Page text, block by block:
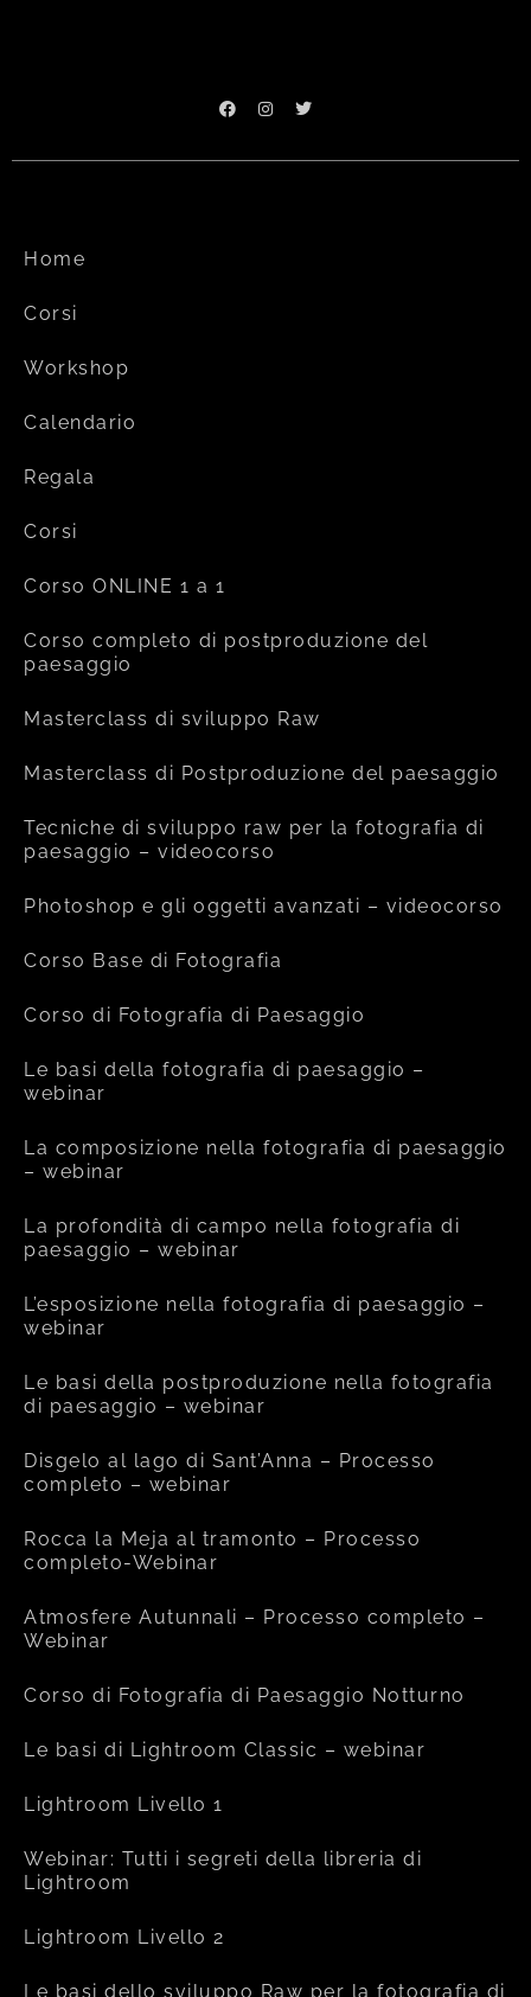
Home
Corsi
Workshop
Calendario
Regala
Corsi
Corso ONLINE 1 a 1
Corso completo di postproduzione del
paesaggio
Masterclass di sviluppo Raw
Masterclass di Postproduzione del paesaggio
Tecniche di sviluppo raw per la fotografia di
paesaggio – videocorso
Photoshop e gli oggetti avanzati – videocorso
Corso Base di Fotografia
Corso di Fotografia di Paesaggio
Le basi della fotografia di paesaggio –
webinar
La composizione nella fotografia di paesaggio
– webinar
La profondità di campo nella fotografia di
paesaggio – webinar
L’esposizione nella fotografia di paesaggio –
webinar
Le basi della postproduzione nella fotografia
di paesaggio – webinar
Disgelo al lago di Sant’Anna – Processo
completo – webinar
Rocca la Meja al tramonto – Processo
completo-Webinar
Atmosfere Autunnali – Processo completo –
Webinar
Corso di Fotografia di Paesaggio Notturno
Le basi di Lightroom Classic – webinar
Lightroom Livello 1
Webinar: Tutti i segreti della libreria di
Lightroom
Lightroom Livello 2
Le basi dello sviluppo Raw per la fotografia di